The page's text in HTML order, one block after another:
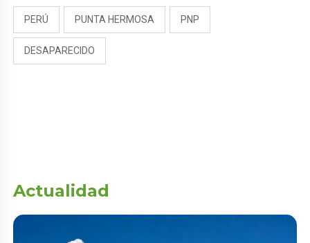
PERÚ PUNTA HERMOSA PNP
DESAPARECIDO
Actualidad